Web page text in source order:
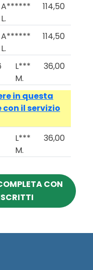
A******
L.
114,50
A******
L.
114,50
L***
M.
36,00
in questa
con il servizio
L***
M.
36,00
CON